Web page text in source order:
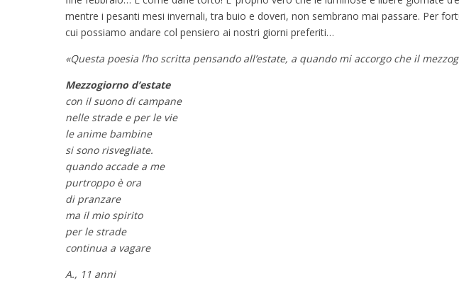
mentre i pesanti mesi invernali, tra buio e doveri, non sembrano mai passare. Per
cui possiamo andare col pensiero ai nostri giorni preferiti…
«Questa poesia l’ho scritta pensando all’estate, a quando mi accorgo che il
Mezzogiorno d’estate
con il suono di campane
nelle strade e per le vie
le anime bambine
si sono risvegliate.
quando accade a me
purtroppo è ora
di pranzare
ma il mio spirito
per le strade
continua a vagare
A., 11 anni